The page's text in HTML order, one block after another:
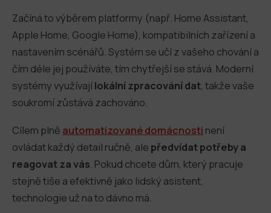
Začíná to výběrem platformy (např. Home Assistant,
Apple Home, Google Home), kompatibilních zařízení a
nastavením scénářů. Systém se učí z vašeho chování a
čím déle jej používáte, tím chytřejší se stává. Moderní
systémy využívajílokální zpracování dat , takže vaše
soukromí zůstává zachováno.
Cílem plně automatizované domácnosti není
ovládat každý detail ručně, ale předvídat potřeby a
reagovat za vás . Pokud chcete dům, který pracuje
stejně tiše a efektivně jako lidský asistent,
technologie už na to dávno má.